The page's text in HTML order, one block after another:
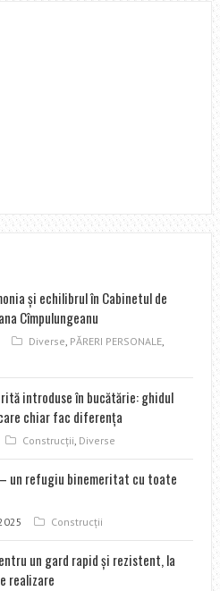
şi echilibrul în Cabinetul de
Cîmpulungeanu
Diverse, PĂRERI PERSONALE,
introduse în bucătărie: ghidul
chiar fac diferența
Construcţii, Diverse
– un refugiu binemeritat cu toate
Construcţii
un gard rapid şi rezistent, la
realizare